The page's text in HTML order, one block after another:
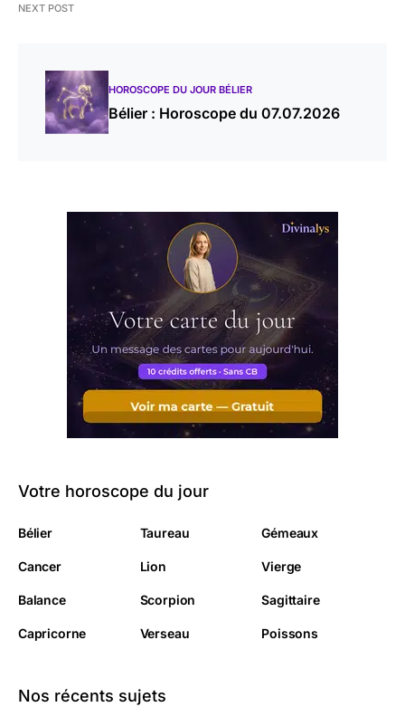
NEXT POST
HOROSCOPE DU JOUR BÉLIER
Bélier : Horoscope du 07.07.2026
Votre horoscope du jour
Bélier Taureau Gémeaux
Cancer Lion Vierge
Balance Scorpion Sagittaire
Capricorne Verseau Poissons
Nos récents sujets